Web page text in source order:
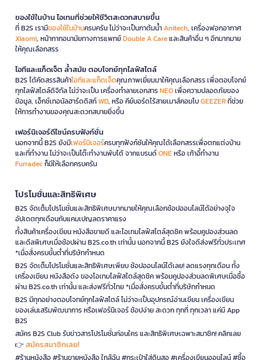
ของใช้ในบ้าน ไอเทมที่ช่วยให้ชีวิตสะดวกสบายขึ้น
ที่ B2S เรามีของใช้ในบ้านครบครัน ไม่ว่าจะเป็นกาต้มน้ำAnitech, เครื่องฟอกอากาศ
Xiaomi, หน้ากากอนามัยทางการแพทย์Double A Careและสินค้าอื่น ๆ อีกมากมาย
ให้คุณเลือกสรร
ไอทีและแก็ดเจ็ต ล้ำสมัย ตอบโจทย์ทุกไลฟ์สไตล์
B2S ได้คัดสรรสินค้าไอทีและแก็ดเจ็ตคุณภาพเยี่ยมมาให้คุณเลือกสรร เพื่อตอบโจทย์
ทุกไลฟ์สไตล์ดิจิทัล ไม่ว่าจะเป็น เครื่องทำลายเอกสารNEOเพื่อความปลอดภัยของ
ข้อมูล, เอ็กซ์เทอนัลฮาร์ดดิสก์WD, หรือ คีย์บอร์ดไร้สายเมาส์คอมโบGEEZERที่ช่วย
ให้การทำงานของคุณสะดวกสบายยิ่งขึ้น
เฟอร์นิเจอร์ดีไซน์ครบฟังก์ชั่น
นอกจากนี้ B2S ยังมีเฟอร์นิเจอร์ครบทุกฟังก์ชันให้คุณได้เลือกสรรเพื่อตกแต่งบ้าน
และที่ทำงาน ไม่ว่าจะเป็นโต๊ะทำงานพับได้ จากแบรนด์ONEหรือ เก้าอี้ทำงาน
Furradecก็มีให้เลือกครบครัน
โปรโมชั่นและสิทธิพิเศษ
B2S จัดเต็มโปรโมชั่นและสิทธิพิเศษมากมายให้คุณเลือกช้อปออนไลน์ได้อย่างจุใจ
อัปเดตทุกเดือนกับแคมเปญลดราคาแรง
ทั้งสินค้าเครื่องเขียน หนังสือขายดี และไอเทมไลฟ์สไตล์สุดชิค พร้อมคูปองส่วนลด
และดีลพิเศษเมื่อช้อปผ่าน B2S.co.th เท่านั้น นอกจากนี้ B2S ยังใจดีส่งฟรีทั่วประเทศ
*เมื่อสั่งครบขั้นต่ำที่บริษัทกำหนด
B2S จัดเต็มโปรโมชั่นและสิทธิพิเศษเพียบ ช้อปออนไลน์ได้เลย! ลดแรงทุกเดือน ทั้ง
เครื่องเขียน หนังสือดัง ของไอเทมไลฟ์สไตล์สุดชิค พร้อมคูปองส่วนลดพิเศษเมื่อซื้อ
ผ่าน B2S.co.th เท่านั้น และส่งฟรีทั่วไทย *เมื่อสั่งครบขั้นต่ำที่บริษัทกำหนด
B2S มีทุกอย่างตอบโจทย์ทุกไลฟ์สไตล์ ไม่ว่าจะเป็นอุปกรณ์อ่านเขียน เครื่องเขียน
ของเล่นเสริมพัฒนาการ หรือเฟอร์นิเจอร์ ช้อปง่าย สะดวก ทุกที่ ทุกเวลา แค่มี App
B2S
สมัคร B2S Club รับข่าวสารโปรโมชั่นก่อนใคร และสิทธิพิเศษเฉพาะสมาชิก! คลิกเลย
👉 สมัครสมาชิกเลย!
#ร้านหนังสือ #ร้านขายหนังสือ ใกล้ฉัน #กระเป๋าใส่ดินสอ #เครื่องเขียนออนไลน์ #ซื้อ